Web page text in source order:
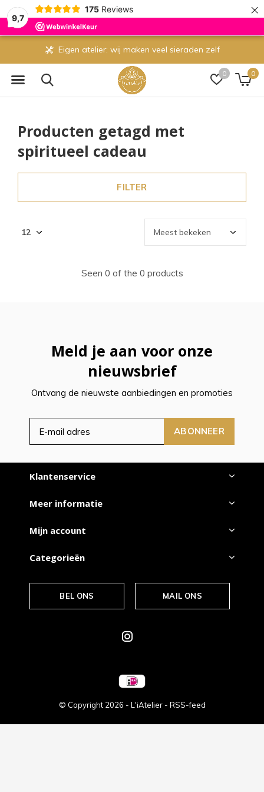
9,7
175 Reviews ×
0 0
Eigen atelier: wij maken veel sieraden zelf
Producten getagd met
spiritueel cadeau
FILTER
Seen 0 of the 0 products
Meld je aan voor onze
nieuwsbrief
Ontvang de nieuwste aanbiedingen en promoties
ABONNEER
Klantenservice
Meer informatie
Mijn account
Categorieën
BEL ONS MAIL ONS
© Copyright 2026 - L'iAtelier - RSS-feed